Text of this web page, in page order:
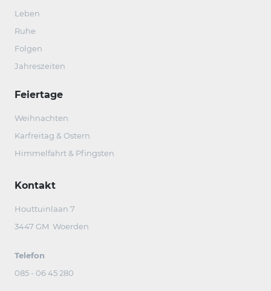
Leben
Ruhe
Folgen
Jahreszeiten
Feiertage
Weihnachten
Karfreitag & Ostern
Himmelfahrt & Pfingsten
Kontakt
Houttuinlaan 7
3447 GM Woerden
Telefon
085 - 06 45 280